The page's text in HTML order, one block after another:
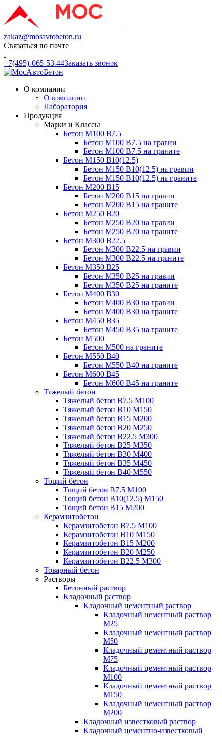
zakaz@mosavtobeton.ru
Связаться по почте
+7(495)-065-53-44Заказать звонок
О компании
О компании
Лаборатория
Продукция
Марки и Классы
Бетон М100 В7.5
Бетон М100 В7.5 на гравии
Бетон М100 В7.5 на граните
Бетон М150 В10(12.5)
Бетон М150 В10(12.5) на гравии
Бетон М150 В10(12.5) на граните
Бетон М200 В15
Бетон М200 В15 на гравии
Бетон М200 В15 на граните
Бетон М250 В20
Бетон М250 В20 на гравии
Бетон М250 В20 на граните
Бетон М300 В22.5
Бетон М300 В22.5 на гравии
Бетон М300 В22.5 на граните
Бетон М350 В25
Бетон М350 В25 на гравии
Бетон М350 В25 на граните
Бетон М400 В30
Бетон М400 В30 на гравии
Бетон М400 В30 на граните
Бетон М450 В35
Бетон М450 В35 на граните
Бетон М500
Бетон М500 на граните
Бетон М550 В40
Бетон М550 В40 на граните
Бетон М600 В45
Бетон М600 В45 на граните
Тяжелый бетон
Тяжелый бетон В7.5 М100
Тяжелый бетон В10 М150
Тяжелый бетон В15 М200
Тяжелый бетон В20 М250
Тяжелый бетон В22.5 М300
Тяжелый бетон В25 М350
Тяжелый бетон В30 М400
Тяжелый бетон В35 М450
Тяжелый бетон В40 М550
Тощий бетон
Тощий бетон В7.5 М100
Тощий бетон В10(12.5) М150
Тощий бетон В15 М200
Керамзитобетон
Керамзитобетон В7.5 М100
Керамзитобетон В10 М150
Керамзитобетон В15 М200
Керамзитобетон В20 М250
Керамзитобетон В22.5 М300
Товарный бетон
Растворы
Бетонный раствор
Кладочный раствор
Кладочный цементный раствор
Кладочный цементный раствор
М25
Кладочный цементный раствор
М50
Кладочный цементный раствор
М75
Кладочный цементный раствор
М100
Кладочный цементный раствор
М150
Кладочный цементный раствор
М200
Кладочный известковый раствор
Кладочный цементно-известковый